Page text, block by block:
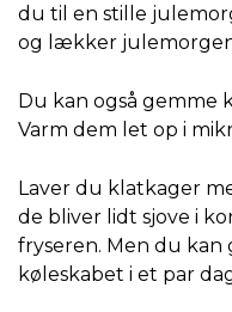
du til en stille
og lækker
Du kan også gemme
Varm dem let op i
Laver du klatkager
de bliver lidt sjove i
fryseren. Men du kan
køleskabet i et par